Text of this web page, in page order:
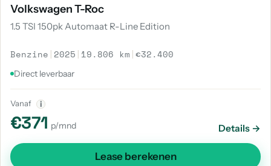
Volkswagen T-Roc
1.5 TSI 150pk Automaat R-Line Edition
Benzine | 2025 | 19.806 km |€32.400
Direct leverbaar
Vanaf i
€371 p/mnd Details →
Lease berekenen